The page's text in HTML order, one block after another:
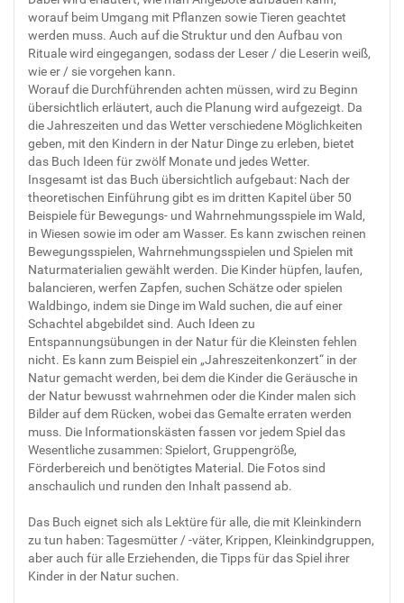
worauf beim Umgang mit Pflanzen sowie Tieren geachtet
werden muss. Auch auf die Struktur und den Aufbau von
Rituale wird eingegangen, sodass der Leser / die Leserin weiß,
wie er / sie vorgehen kann.
Worauf die Durchführenden achten müssen, wird zu Beginn
übersichtlich erläutert, auch die Planung wird aufgezeigt. Da
die Jahreszeiten und das Wetter verschiedene Möglichkeiten
geben, mit den Kindern in der Natur Dinge zu erleben, bietet
das Buch Ideen für zwölf Monate und jedes Wetter.
Insgesamt ist das Buch übersichtlich aufgebaut: Nach der
theoretischen Einführung gibt es im dritten Kapitel über 50
Beispiele für Bewegungs- und Wahrnehmungsspiele im Wald,
in Wiesen sowie im oder am Wasser. Es kann zwischen reinen
Bewegungsspielen, Wahrnehmungsspielen und Spielen mit
Naturmaterialien gewählt werden. Die Kinder hüpfen, laufen,
balancieren, werfen Zapfen, suchen Schätze oder spielen
Waldbingo, indem sie Dinge im Wald suchen, die auf einer
Schachtel abgebildet sind. Auch Ideen zu
Entspannungsübungen in der Natur für die Kleinsten fehlen
nicht. Es kann zum Beispiel ein „Jahreszeitenkonzert“ in der
Natur gemacht werden, bei dem die Kinder die Geräusche in
der Natur bewusst wahrnehmen oder die Kinder malen sich
Bilder auf dem Rücken, wobei das Gemalte erraten werden
muss. Die Informationskästen fassen vor jedem Spiel das
Wesentliche zusammen: Spielort, Gruppengröße,
Förderbereich und benötigtes Material. Die Fotos sind
anschaulich und runden den Inhalt passend ab.
Das Buch eignet sich als Lektüre für alle, die mit Kleinkindern
zu tun haben: Tagesmütter / -väter, Krippen, Kleinkindgruppen,
aber auch für alle Erziehenden, die Tipps für das Spiel ihrer
Kinder in der Natur suchen.